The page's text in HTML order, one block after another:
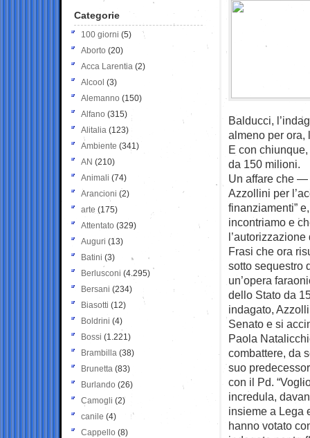
Balducci,
almeno per ora,
E con
da 150 milioni.
Un affare che —
Azzollini per
finanziamenti”
incontriamo e
Frasi che ora
sotto sequestro
un’opera
dello Stato da
indagato,
Senato e si
Paola
combattere, da
suo
con il Pd.
incredula,
insieme a Lega
hanno votato
Categorie
100 giorni (5)
Aborto (20)
Acca Larentia (2)
Alcool (3)
Alemanno (150)
Alfano (315)
Alitalia (123)
Ambiente (341)
AN (210)
Animali (74)
Arancioni (2)
arte (175)
Attentato (329)
Auguri (13)
Batini (3)
Berlusconi (4.295)
Bersani (234)
Biasotti (12)
Boldrini (4)
Bossi (1.221)
Brambilla (38)
Brunetta (83)
Burlando (26)
Camogli (2)
canile (4)
Cappello (8)